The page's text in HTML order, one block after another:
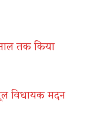
तक किया
विधायक मदन